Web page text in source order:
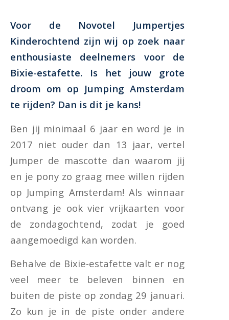
Voor de Novotel Jumpertjes
Kinderochtend zijn wij op zoek naar
enthousiaste deelnemers voor de
Bixie-estafette. Is het jouw grote
droom om op Jumping Amsterdam
te rijden? Dan is dit je kans!
Ben jij minimaal 6 jaar en word je in
2017 niet ouder dan 13 jaar, vertel
Jumper de mascotte dan waarom jij
en je pony zo graag mee willen rijden
op Jumping Amsterdam! Als winnaar
ontvang je ook vier vrijkaarten voor
de zondagochtend, zodat je goed
aangemoedigd kan worden.
Behalve de Bixie-estafette valt er nog
veel meer te beleven binnen en
buiten de piste op zondag 29 januari.
Zo kun je in de piste onder andere